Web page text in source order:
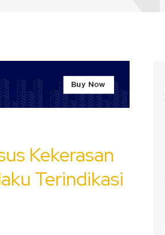
Kekerasan
Terindikasi